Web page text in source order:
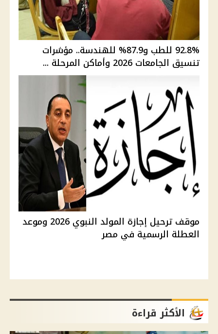
92.8% للطب و87.9% للهندسة.. مؤشرات
تنسيق الجامعات 2026 وأماكن المرحلة ...
موقف ترحيل إجازة المولد النبوي 2026 وموعد
العطلة الرسمية في مصر
الأكثر قراءة